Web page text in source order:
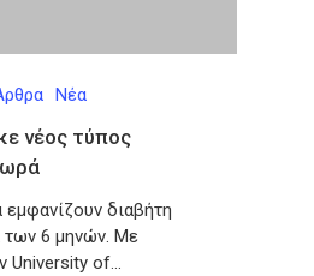
Νέα
νέος τύπος
διαβήτη
των 6 μηνών. Με
University of…